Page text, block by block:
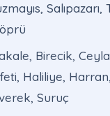
Salıpazarı,
Birecik,
Haliliye,
Suruç